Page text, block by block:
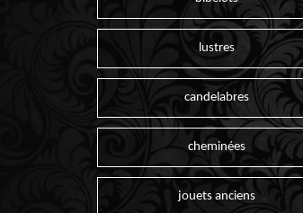
lustres
candelabres
cheminées
jouets anciens